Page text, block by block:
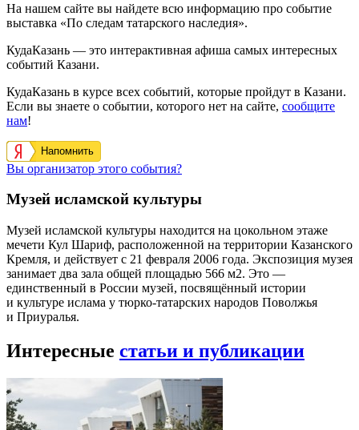
На нашем сайте вы найдете всю информацию про событие
выставка «По следам татарского наследия».
КудаКазань — это интерактивная афиша самых интересных
событий Казани.
КудаКазань в курсе всех событий, которые пройдут в Казани.
Если вы знаете о событии, которого нет на сайте, сообщите
нам!
Напомнить
Вы организатор этого события?
Музей исламской культуры
Музей исламской культуры находится на цокольном этаже
мечети Кул Шариф, расположенной на территории Казанского
Кремля, и действует с 21 февраля 2006 года. Экспозиция музея
занимает два зала общей площадью 566 м2. Это —
единственный в России музей, посвящённый истории
и культуре ислама у тюрко-татарских народов Поволжья
и Приуралья.
Интересные статьи и публикации